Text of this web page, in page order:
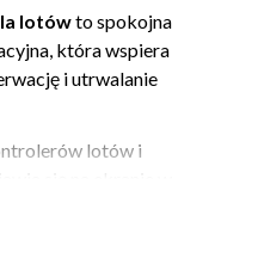
lotówto spokojna
która wspiera
i utrwalanie
lotów i
skupienia,
na
świetna propozycja